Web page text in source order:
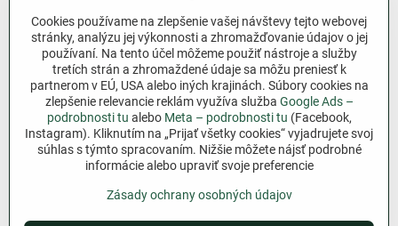
Všetko o nákupe
Ďakujeme za podporu
Sme slovenský e-shop bez dotácií​. Fungujeme len
vďaka vám – ľuďom, ktorí veria v poctivú prácu a
lásku k pôde​. Každý nákup na Jutro​.sk nám pomáha
pokračovať v tom, čo má zmysel – pomáhať
záhradkárom zadarmo a srdcom​.
Cookies používame na zlepšenie vašej návštevy tejto webovej
stránky, analýzu jej výkonnosti a zhromažďovanie údajov o jej
používaní. Na tento účel môžeme použiť nástroje a služby
tretích strán a zhromaždené údaje sa môžu preniesť k
partnerom v EÚ, USA alebo iných krajinách. Súbory cookies na
zlepšenie relevancie reklám využíva služba Google Ads –
podrobnosti tu alebo Meta – podrobnosti tu (Facebook,
Instagram). Kliknutím na „Prijať všetky cookies“ vyjadrujete svoj
súhlas s týmto spracovaním. Nižšie môžete nájsť podrobné
informácie alebo upraviť svoje preferencie
Zásady ochrany osobných údajov